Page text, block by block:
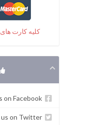
کلیه کارت های
Like us on Facebook
Follow us on Twitter